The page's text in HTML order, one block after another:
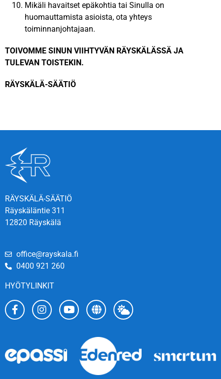
Mikäli havaitset epäkohtia tai Sinulla on
huomauttamista asioista, ota yhteys
toiminnanjohtajaan.
TOIVOMME SINUN VIIHTYVÄN RÄYSKÄLÄSSÄ JA
TULEVAN TOISTEKIN.
RÄYSKÄLÄ-SÄÄTIÖ
RÄYSKÄLÄ-SÄÄTIÖ
Räyskäläntie 311
12820 Räyskälä
office@rayskala.fi
0400 921 260
HYÖTYLINKIT